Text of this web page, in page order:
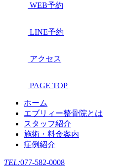
WEB予約
LINE予約
アクセス
PAGE TOP
ホーム
エブリィー整骨院とは
スタッフ紹介
施術・料金案内
症例紹介
TEL:077-582-0008